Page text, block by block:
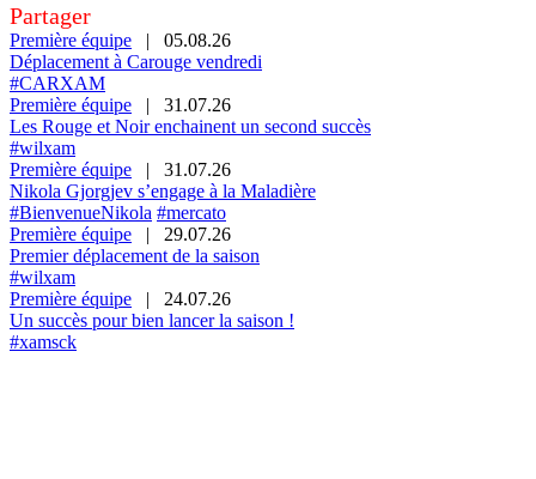
Partager
Première équipe |
05.08.26
Déplacement à Carouge vendredi
#CARXAM
Première équipe
|
31.07.26
Les Rouge et Noir enchainent un second succès
#wilxam
Première équipe
|
31.07.26
Nikola Gjorgjev s’engage à la Maladière
#BienvenueNikola #mercato
Première équipe
|
29.07.26
Premier déplacement de la saison
#wilxam
Première équipe
|
24.07.26
Un succès pour bien lancer la saison !
#xamsck